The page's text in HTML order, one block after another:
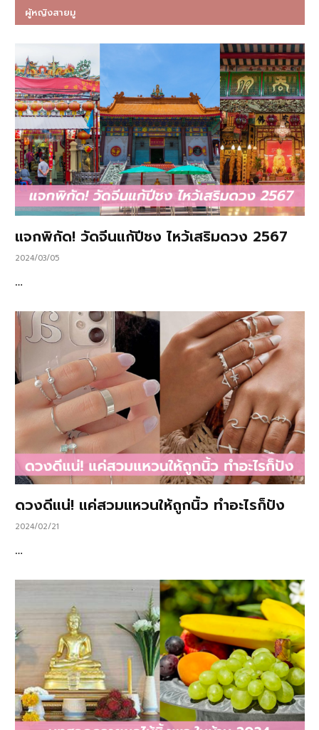
ผู้หญิงสายมู
แจกพิกัด! วัดจีนแก้ปีชง ไหว้เสริมดวง 2567
2024/03/05
…
ดวงดีแน่! แค่สวมแหวนให้ถูกนิ้ว ทำอะไรก็ปัง
2024/02/21
…